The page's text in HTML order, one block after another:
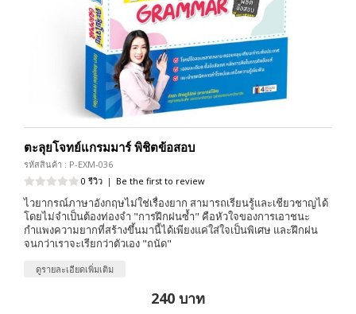
ตะลุยโจทย์แกรมมาร์ พิชิตข้อสอบ
รหัสสินค้า : P-EXM-036
0 รีวิว | Be the first to review
ไวยากรณ์ภาษาอังกฤษไม่ใช่เรื่องยาก สามารถเรียนรู้และเชียวชาญได้
โดยไม่จำเป็นต้องท่องจำ "การฝึกฝนซ้ำ" คือหัวใจของการเอาชนะ
กำเเพงความยากที่สร้างขึ้นมานี้ได้เพียงแค่ใส่ใจเป็นพิเศษ และฝึกฝน
จนกว่าเราจะเรียกว่าตัวเอง "ถนัด"
ดูรายละเอียดเพิ่มเติม
240 บาท